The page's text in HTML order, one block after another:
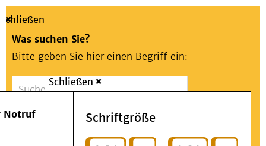
Suche
Schließen
Was suchen Sie?
Bitte geben Sie hier einen Begriff ein:
Suchen
Notfall
Schließen
Notruf Schriftgröße
Menü